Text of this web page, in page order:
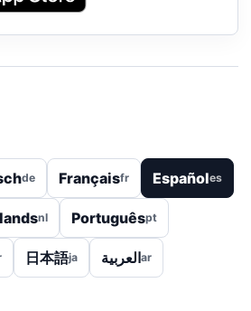
de Françaisfr Españoles
nl Portuguêspt
日本語ja العربيةar